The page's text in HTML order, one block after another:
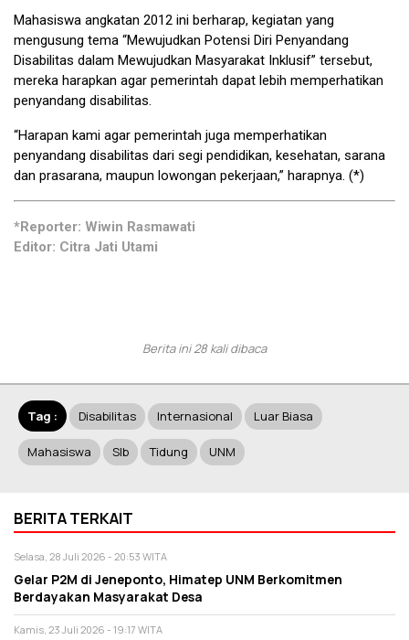
Mahasiswa angkatan 2012 ini berharap, kegiatan yang
mengusung tema “Mewujudkan Potensi Diri Penyandang
Disabilitas dalam Mewujudkan Masyarakat Inklusif” tersebut,
mereka harapkan agar pemerintah dapat lebih memperhatikan
penyandang disabilitas.
“Harapan kami agar pemerintah juga memperhatikan
penyandang disabilitas dari segi pendidikan, kesehatan, sarana
dan prasarana, maupun lowongan pekerjaan,” harapnya. (*)
*Reporter: Wiwin Rasmawati
Editor: Citra Jati Utami
Berita ini 28 kali dibaca
Tag : Disabilitas Internasional Luar Biasa
Mahasiswa Slb Tidung UNM
BERITA TERKAIT
Selasa, 28 Juli 2026 - 20:53 WITA
Gelar P2M di Jeneponto, Himatep UNM Berkomitmen
Berdayakan Masyarakat Desa
Kamis, 23 Juli 2026 - 19:17 WITA